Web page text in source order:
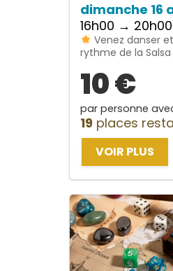
dimanche 16
16h00 → 20h00
Venez danser
rythme de la Salsa
10 €
par personne
19 places
VOIR PLUS